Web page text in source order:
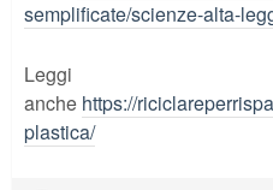
semplificate/scienze-alta-
Leggi
anche https://
plastica/